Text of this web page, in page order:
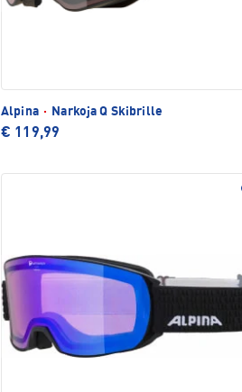
Alpina · Narkoja Q Skibrille
€ 119,99